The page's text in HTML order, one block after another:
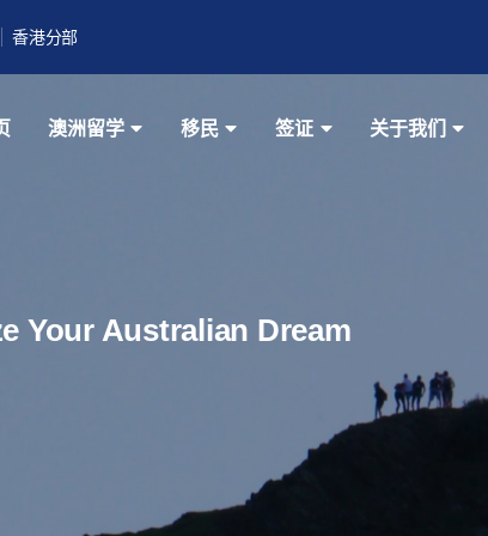
香港分部
澳洲留学 移民 签证 关于我们
Your Australian Dream